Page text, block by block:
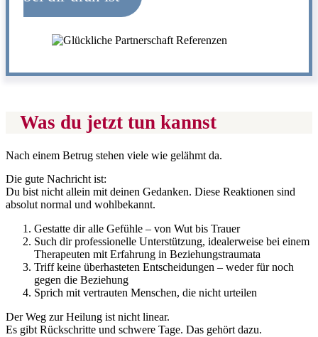
Was du jetzt tun kannst
Nach einem Betrug stehen viele wie gelähmt da.
Die gute Nachricht ist:
Du bist nicht allein mit deinen Gedanken. Diese Reaktionen sind
absolut normal und wohlbekannt.
Gestatte dir alle Gefühle – von Wut bis Trauer
Such dir professionelle Unterstützung, idealerweise bei einem
Therapeuten mit Erfahrung in Beziehungstraumata
Triff keine überhasteten Entscheidungen – weder für noch
gegen die Beziehung
Sprich mit vertrauten Menschen, die nicht urteilen
Der Weg zur Heilung ist nicht linear.
Es gibt Rückschritte und schwere Tage. Das gehört dazu.